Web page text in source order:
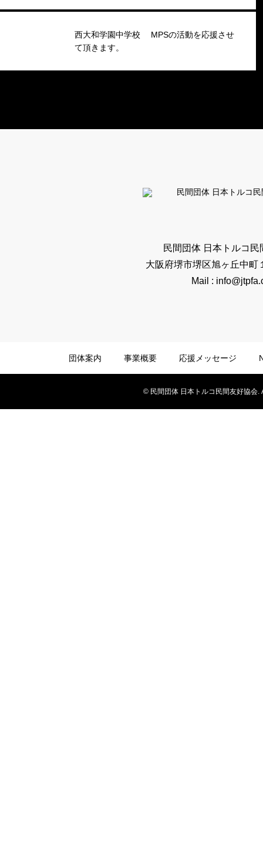
西大和学園中学校 MPSの活動を応援させ
て頂きます。
民間団体 日本トルコ民
大阪府堺市堺区旭ヶ丘中町
Mail :
団体案内 事業概要 応援メッセージ
© 民間団体 日本トルコ民間友好協会.